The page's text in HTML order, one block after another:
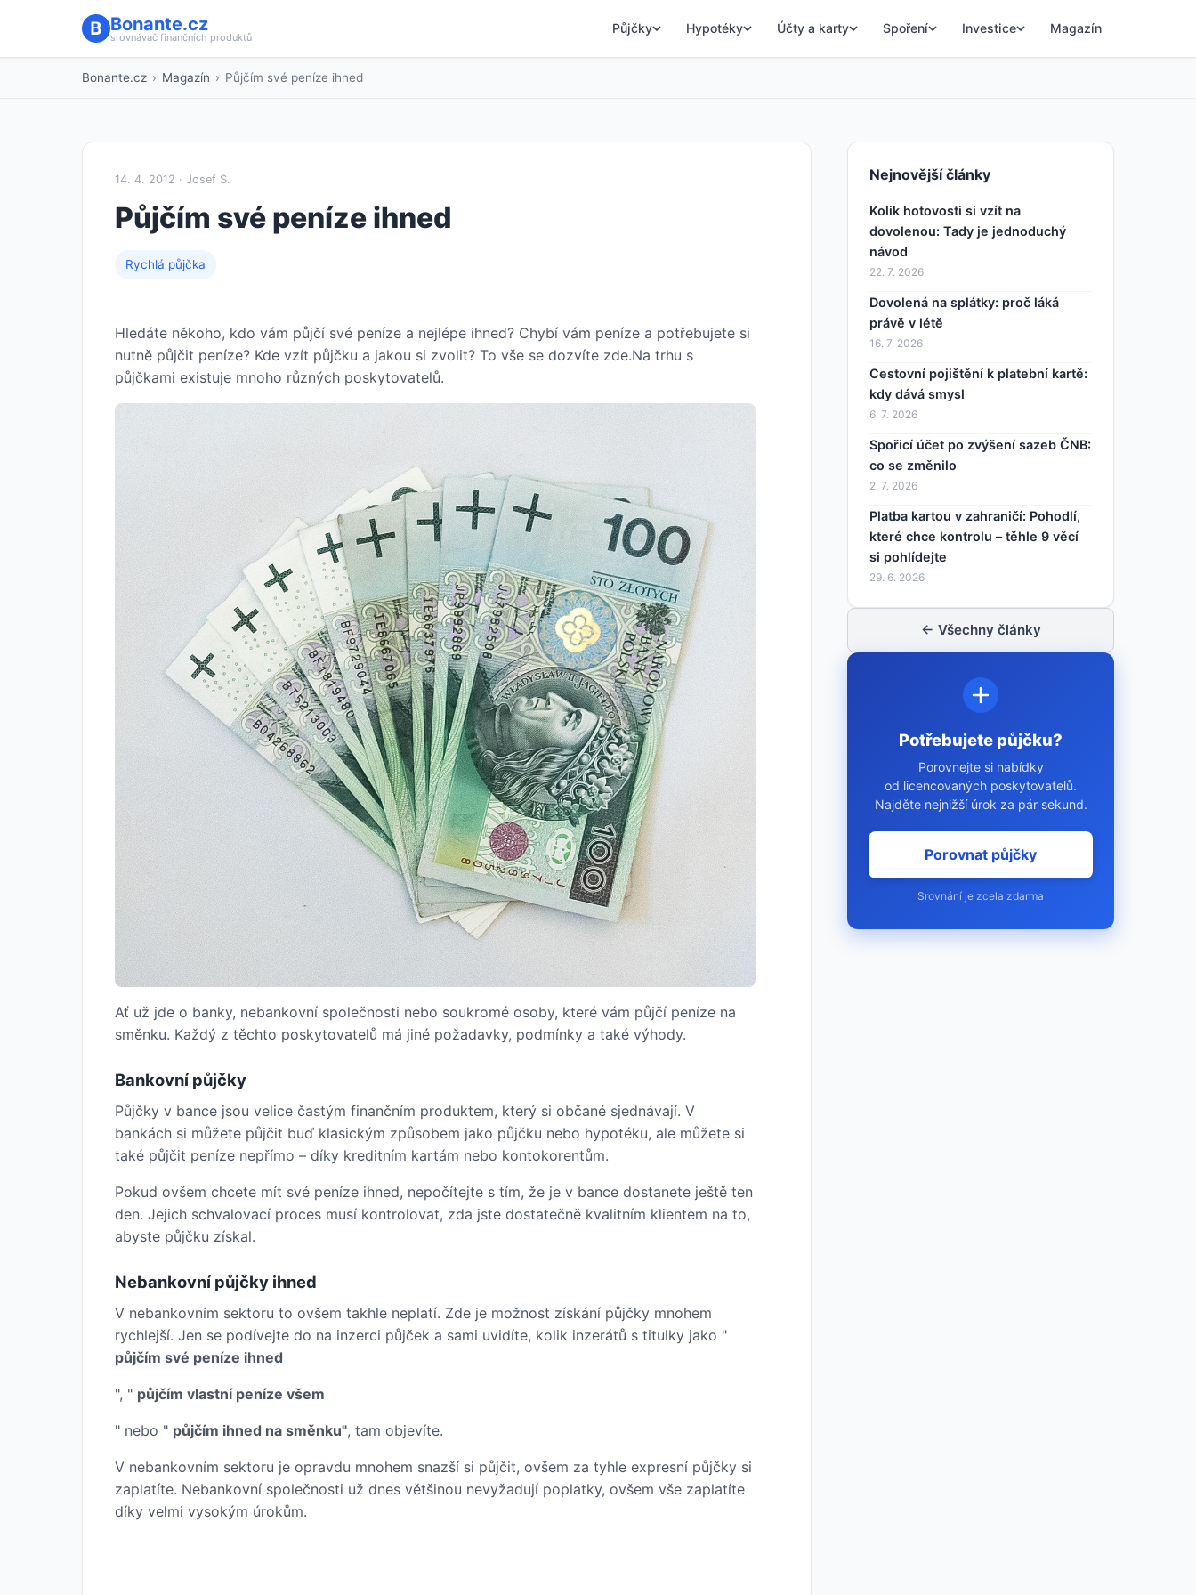
Bonante.cz
srovnávač finančních produktů
Půjčky Hypotéky Účty a karty Spoření Investice Magazín
Bonante.cz › Magazín › Půjčím své peníze ihned
14. 4. 2012 · Josef S.
Půjčím své peníze ihned
Rychlá půjčka
Hledáte někoho, kdo vám půjčí své peníze a nejlépe ihned? Chybí vám peníze a potřebujete si
nutně půjčit peníze? Kde vzít půjčku a jakou si zvolit? To vše se dozvíte zde.Na trhu s
půjčkami existuje mnoho různých poskytovatelů.
Ať už jde o banky, nebankovní společnosti nebo soukromé osoby, které vám půjčí peníze na
směnku. Každý z těchto poskytovatelů má jiné požadavky, podmínky a také výhody.
Bankovní půjčky
Půjčky v bance jsou velice častým finančním produktem, který si občané sjednávají. V
bankách si můžete půjčit buď klasickým způsobem jako půjčku nebo hypotéku, ale můžete si
také půjčit peníze nepřímo – díky kreditním kartám nebo kontokorentům.
Pokud ovšem chcete mít své peníze ihned, nepočítejte s tím, že je v bance dostanete ještě ten
den. Jejich schvalovací proces musí kontrolovat, zda jste dostatečně kvalitním klientem na to,
abyste půjčku získal.
Nebankovní půjčky ihned
V nebankovním sektoru to ovšem takhle neplatí. Zde je možnost získání půjčky mnohem
rychlejší. Jen se podívejte do na inzerci půjček a sami uvidíte, kolik inzerátů s titulky jako "
půjčím své peníze ihned
", " půjčím vlastní peníze všem
" nebo " půjčím ihned na směnku", tam objevíte.
V nebankovním sektoru je opravdu mnohem snazší si půjčit, ovšem za tyhle expresní půjčky si
zaplatíte. Nebankovní společnosti už dnes většinou nevyžadují poplatky, ovšem vše zaplatíte
díky velmi vysokým úrokům.
Nejnovější články
Kolik hotovosti si vzít na
dovolenou: Tady je jednoduchý
návod
22. 7. 2026
Dovolená na splátky: proč láká
právě v létě
16. 7. 2026
Cestovní pojištění k platební kartě:
kdy dává smysl
6. 7. 2026
Spořicí účet po zvýšení sazeb ČNB:
co se změnilo
2. 7. 2026
Platba kartou v zahraničí: Pohodlí,
které chce kontrolu – těhle 9 věcí
si pohlídejte
29. 6. 2026
← Všechny články
Potřebujete půjčku?
Porovnejte si nabídky
od licencovaných poskytovatelů.
Najděte nejnižší úrok za pár sekund.
Porovnat půjčky
Srovnání je zcela zdarma